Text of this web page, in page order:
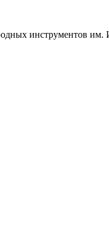
инструментов им.